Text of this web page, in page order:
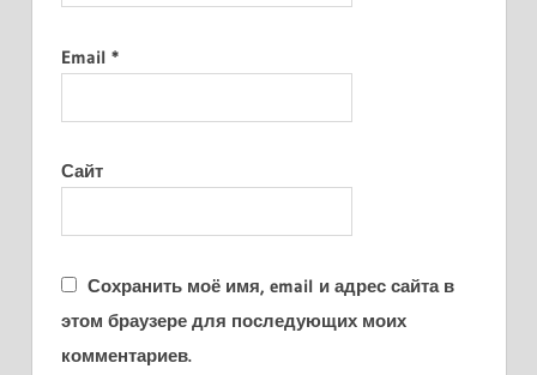
Email *
Сайт
Сохранить моё имя, email и адрес сайта в
этом браузере для последующих моих
комментариев.